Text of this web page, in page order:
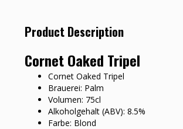
Product Description
Cornet Oaked Tripel
Cornet Oaked Tripel
Brauerei: Palm
Volumen: 75cl
Alkoholgehalt (ABV): 8.5%
Farbe: Blond